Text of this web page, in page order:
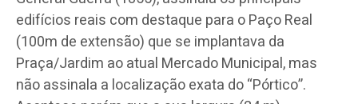
edifícios reais com destaque para o Paço Real
(100m de extensão) que se implantava da
Praça/Jardim ao atual Mercado Municipal, mas
não assinala a localização exata do “Pórtico”.